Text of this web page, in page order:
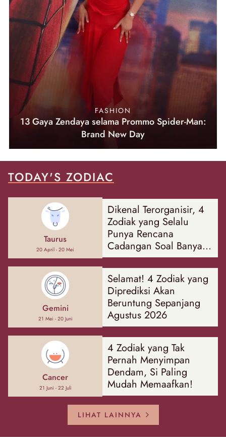
FASHION
13 Gaya Zendaya selama Prommo Spider-Man:
Brand New Day
TODAY'S ZODIAC
Taurus
20 April - 20 Mei
Dikenal Terorganisir, 4
Zodiak yang Selalu
Punya Rencana
Cadangan Soal Banyak
Hal
Gemini
21 Mei - 20 Juni
Selamat! 4 Zodiak yang
Diprediksi Akan
Beruntung Sepanjang
Agustus 2026
Cancer
21 Juni - 22 Juli
4 Zodiak yang Tak
Pernah Menyimpan
Dendam, Si Paling
Mudah Memaafkan!
LIHAT LAINNYA